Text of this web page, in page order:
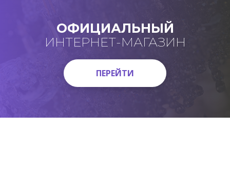
ОФИЦИАЛЬНЫЙ
ИНТЕРНЕТ-МАГАЗИН
ПЕРЕЙТИ
ПЕРЕЙТИ